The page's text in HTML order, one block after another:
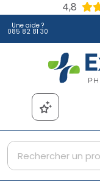
4,8
Une aide ?
085 82 81 30